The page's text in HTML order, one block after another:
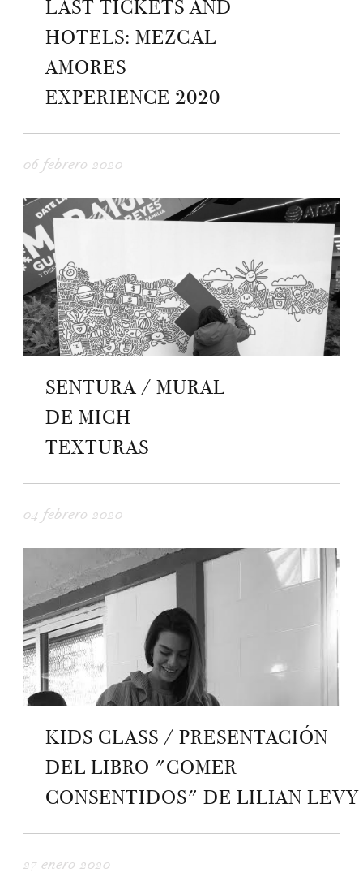
LAST TICKETS AND
HOTELS: MEZCAL
AMORES
EXPERIENCE 2020
06 febrero 2020
SENTURA / MURAL
DE MICH
TEXTURAS
04 febrero 2020
KIDS CLASS / PRESENTACIÓN
DEL LIBRO "COMER
CONSENTIDOS" DE LILIAN LEVY
27 enero 2020